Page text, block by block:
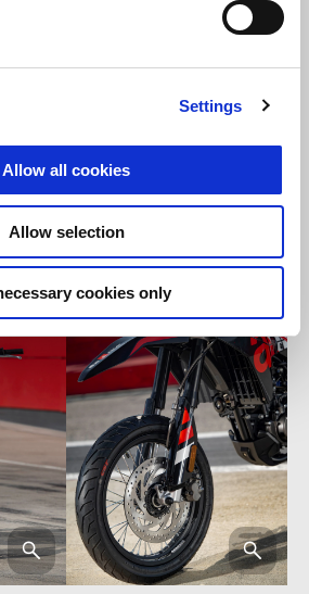
Settings
Allow all cookies
Allow selection
cookies only